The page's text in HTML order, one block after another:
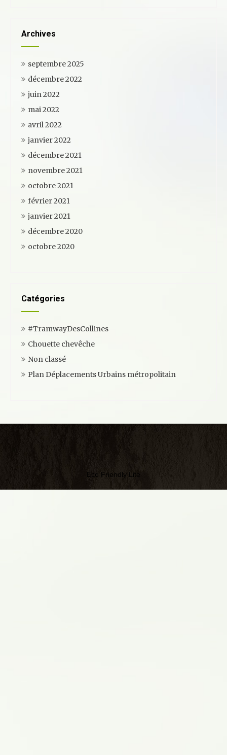
Archives
septembre 2025
décembre 2022
juin 2022
mai 2022
avril 2022
janvier 2022
décembre 2021
novembre 2021
octobre 2021
février 2021
janvier 2021
décembre 2020
octobre 2020
Catégories
#TramwayDesCollines
Chouette chevêche
Non classé
Plan Déplacements Urbains métropolitain
Eco Friendly Lite